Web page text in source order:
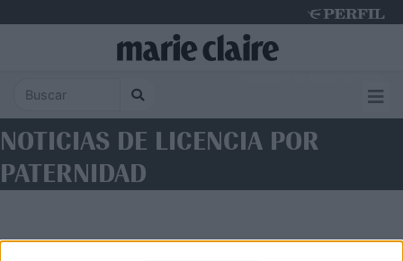
NOTICIAS DE LICENCIA POR
PATERNIDAD